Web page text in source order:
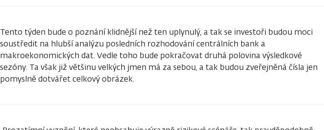
Tento týden bude o poznání klidnější než ten uplynulý, a tak se investoři budou moci
soustředit na hlubší analýzu posledních rozhodování centrálních bank a
makroekonomických dat. Vedle toho bude pokračovat druhá polovina výsledkové
sezóny. Ta však již většinu velkých jmen má za sebou, a tak budou zveřejněná čísla jen
pomyslně dotvářet celkový obrázek.